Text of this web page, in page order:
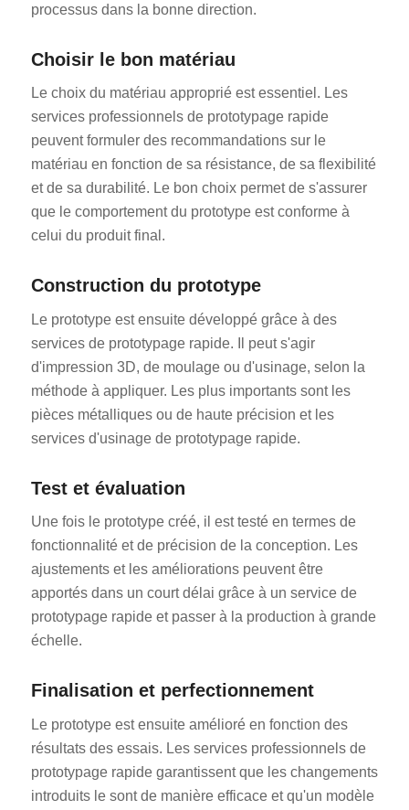
processus dans la bonne direction.
Choisir le bon matériau
Le choix du matériau approprié est essentiel. Les
services professionnels de prototypage rapide
peuvent formuler des recommandations sur le
matériau en fonction de sa résistance, de sa flexibilité
et de sa durabilité. Le bon choix permet de s'assurer
que le comportement du prototype est conforme à
celui du produit final.
Construction du prototype
Le prototype est ensuite développé grâce à des
services de prototypage rapide. Il peut s'agir
d'impression 3D, de moulage ou d'usinage, selon la
méthode à appliquer. Les plus importants sont les
pièces métalliques ou de haute précision et les
services d'usinage de prototypage rapide.
Test et évaluation
Une fois le prototype créé, il est testé en termes de
fonctionnalité et de précision de la conception. Les
ajustements et les améliorations peuvent être
apportés dans un court délai grâce à un service de
prototypage rapide et passer à la production à grande
échelle.
Finalisation et perfectionnement
Le prototype est ensuite amélioré en fonction des
résultats des essais. Les services professionnels de
prototypage rapide garantissent que les changements
introduits le sont de manière efficace et qu'un modèle